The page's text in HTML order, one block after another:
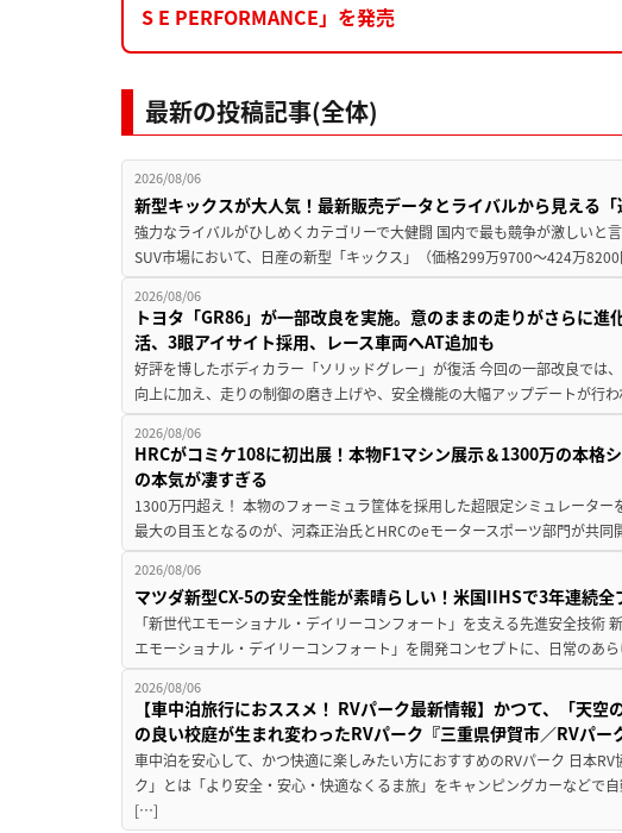
S E PERFORMANCE」を発売
最新の投稿記事(全体)
2026/08/06
新型キックスが大人気！最新販売データとライバルから見える「
強力なライバルがひしめくカテゴリーで大健闘 国内で最も競争が激しいと
SUV市場において、日産の新型「キックス」（価格299万9700～424万
2026/08/06
トヨタ「GR86」が一部改良を実施。意のままの走りがさらに進
活、3眼アイサイト採用、レース車両へAT追加も
好評を博したボディカラー「ソリッドグレー」が復活 今回の一部改良では
向上に加え、走りの制御の磨き上げや、安全機能の大幅アップデートが行
2026/08/06
HRCがコミケ108に初出展！本物F1マシン展示＆1300万の本格
の本気が凄すぎる
1300万円超え！ 本物のフォーミュラ筐体を採用した超限定シミュレーター
最大の目玉となるのが、河森正治氏とHRCのeモータースポーツ部門が共
2026/08/06
マツダ新型CX-5の安全性能が素晴らしい！米国IIHSで3年連続
「新世代エモーショナル・デイリーコンフォート」を支える先進安全技術
エモーショナル・デイリーコンフォート」を開発コンセプトに、日常のあ
2026/08/06
【車中泊旅行におススメ！ RVパーク最新情報】かつて、「天空
の良い校庭が生まれ変わったRVパーク『三重県伊賀市／RVパー
車中泊を安心して、かつ快適に楽しみたい方におすすめのRVパーク 日本
ク」とは「より安全・安心・快適なくるま旅」をキャンピングカーなどで
[…]